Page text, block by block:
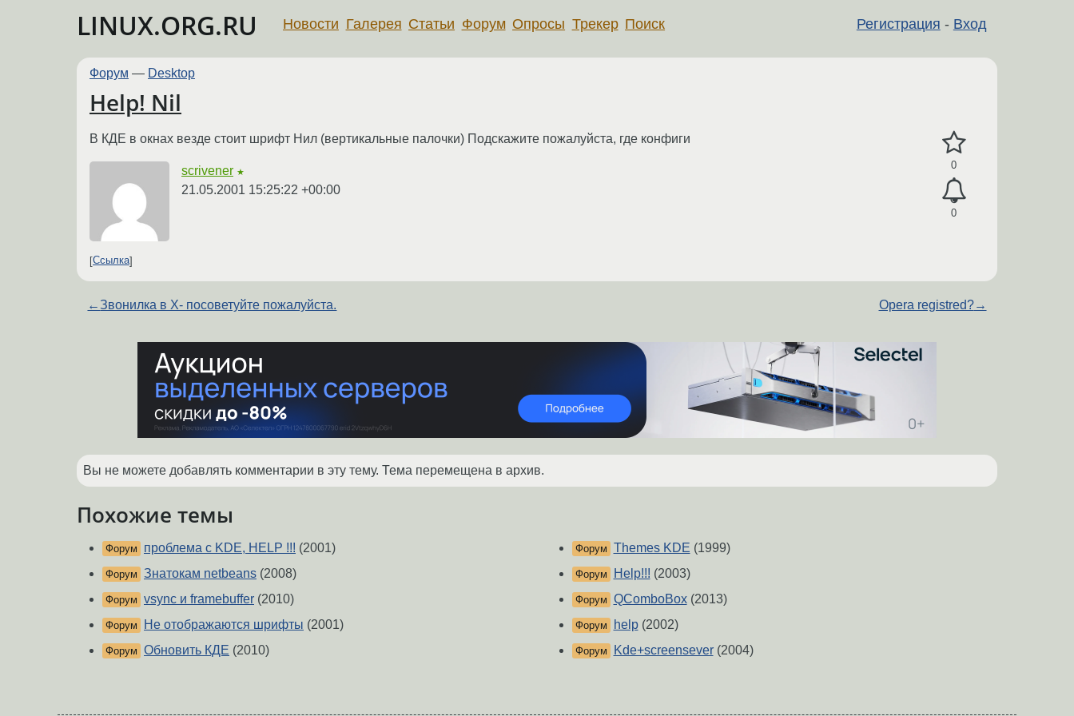
LINUX.ORG.RU Регистрация - Вход
Новости Галерея Статьи Форум Опросы Трекер Поиск
Форум — Desktop
Help! Nil
0
0
В КДЕ в окнах везде стоит шрифт Нил (вертикальные палочки) Подскажите пожалуйста, где конфиги
scrivener ★
21.05.2001 15:25:22 +00:00
Ссылка
←Звонилка в X- посоветуйте пожалуйста. Opera registred?→
Вы не можете добавлять комментарии в эту тему. Тема перемещена в архив.
Похожие темы
Форум проблема с KDE, HELP !!! (2001)
Форум Знатокам netbeans (2008)
Форум vsync и framebuffer (2010)
Форум Не отображаются шрифты (2001)
Форум Обновить КДЕ (2010)
Форум Themes KDE (1999)
Форум Help!!! (2003)
Форум QComboBox(2013)
Форум help(2002)
Форум Kde+screensever(2004)